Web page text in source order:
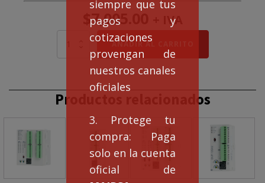
siempre que tus
pagos y
cotizaciones
provengan de
nuestros canales
oficiales
3. Protege tu
compra: Paga
solo en la cuenta
oficial de
$7,005.00 + IVA
DVP12SE11T
cantidad
AÑADIR AL CARRITO
Productos relacionados